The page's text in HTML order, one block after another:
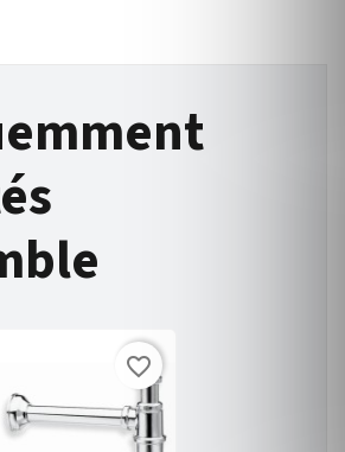
favorite_border